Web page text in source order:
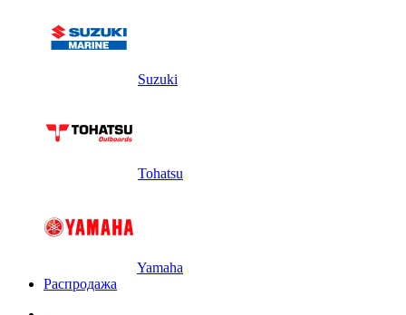
Suzuki
Tohatsu
Yamaha
Распродажа